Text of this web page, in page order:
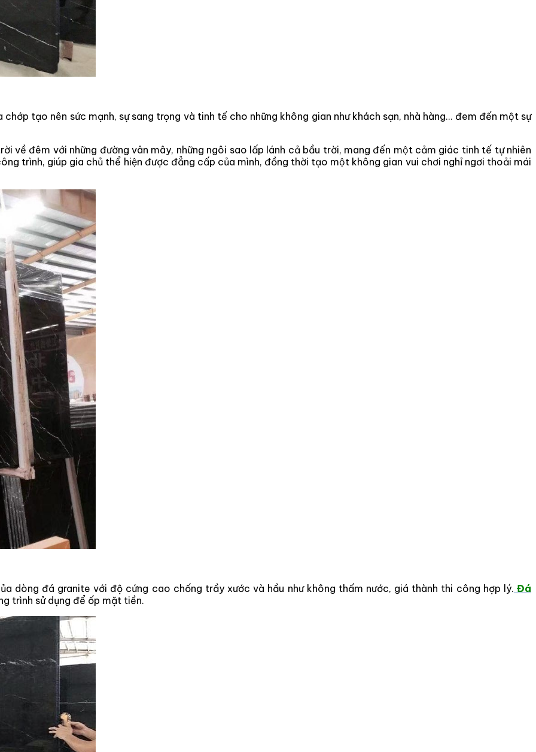
tạo nên sức mạnh, sự sang trọng và tinh tế cho những không gian như khách sạn, nhà hàng… đem đến một sự
về đêm với những đường vân mây, những ngôi sao lấp lánh cả bầu trời, mang đến một cảm giác tinh tế tự nhiên
trình, giúp gia chủ thể hiện được đẳng cấp của mình, đồng thời tạo một không gian vui chơi nghỉ ngơi thoải mái
dòng đá granite với độ cứng cao chống trầy xước và hầu như không thấm nước, giá thành thi công hợp lý. Đá
trình sử dụng để ốp mặt tiền.